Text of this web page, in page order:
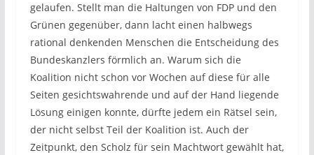
gelaufen. Stellt man die Haltungen von FDP und den
Grünen gegenüber, dann lacht einen halbwegs
rational denkenden Menschen die Entscheidung des
Bundeskanzlers förmlich an. Warum sich die
Koalition nicht schon vor Wochen auf diese für alle
Seiten gesichtswahrende und auf der Hand liegende
Lösung einigen konnte, dürfte jedem ein Rätsel sein,
der nicht selbst Teil der Koalition ist. Auch der
Zeitpunkt, den Scholz für sein Machtwort gewählt hat,